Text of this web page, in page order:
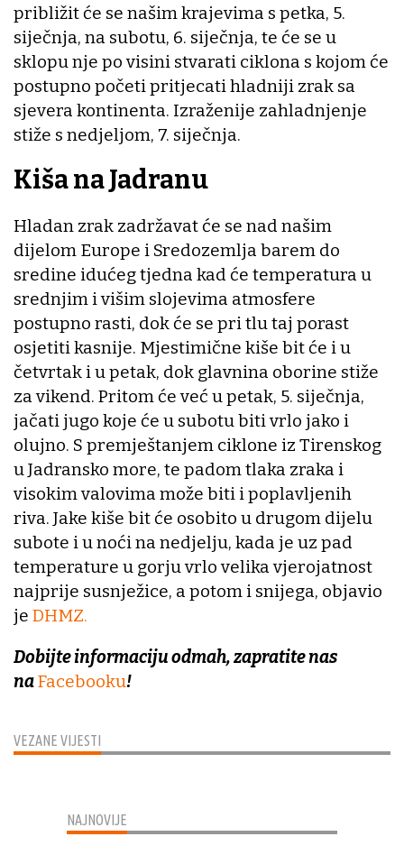
VEZANE VIJESTI
približit će se našim krajevima s petka, 5.
siječnja, na subotu, 6. siječnja, te će se u
sklopu nje po visini stvarati ciklona s kojom će
postupno početi pritjecati hladniji zrak sa
sjevera kontinenta. Izraženije zahladnjenje
stiže s nedjeljom, 7. siječnja.
Kiša na Jadranu
Hladan zrak zadržavat će se nad našim
dijelom Europe i Sredozemlja barem do
sredine idućeg tjedna kad će temperatura u
srednjim i višim slojevima atmosfere
postupno rasti, dok će se pri tlu taj porast
osjetiti kasnije. Mjestimične kiše bit će i u
četvrtak i u petak, dok glavnina oborine stiže
za vikend. Pritom će već u petak, 5. siječnja,
jačati jugo koje će u subotu biti vrlo jako i
olujno. S premještanjem ciklone iz Tirenskog
u Jadransko more, te padom tlaka zraka i
visokim valovima može biti i poplavljenih
riva. Jake kiše bit će osobito u drugom dijelu
subote i u noći na nedjelju, kada je uz pad
temperature u gorju vrlo velika vjerojatnost
najprije susnježice, a potom i snijega, objavio
je DHMZ.
Dobijte informaciju odmah, zapratite nas
naFacebooku!
NAJNOVIJE